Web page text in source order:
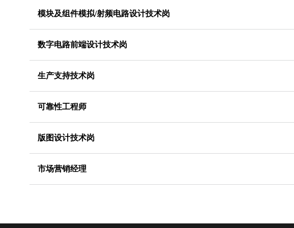
模块及组件模拟/射频电路设计技术岗
数字电路前端设计技术岗
生产支持技术岗
可靠性工程师
版图设计技术岗
市场营销经理